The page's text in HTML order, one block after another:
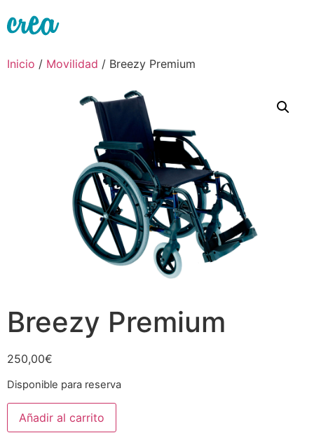
al
Inicio / Movilidad / Breezy Premium
Breezy Premium
250,00€
Disponible para reserva
Breezy
Premium
cantidad
Añadir al carrito